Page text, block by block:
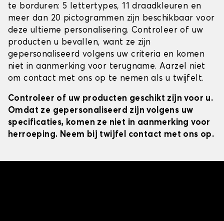
te borduren: 5 lettertypes, 11 draadkleuren en
meer dan 20 pictogrammen zijn beschikbaar voor
deze ultieme personalisering. Controleer of uw
producten u bevallen, want ze zijn
gepersonaliseerd volgens uw criteria en komen
niet in aanmerking voor terugname. Aarzel niet
om contact met ons op te nemen als u twijfelt.
Controleer of uw producten geschikt zijn voor u.
Omdat ze gepersonaliseerd zijn volgens uw
specificaties, komen ze niet in aanmerking voor
herroeping. Neem bij twijfel contact met ons op.